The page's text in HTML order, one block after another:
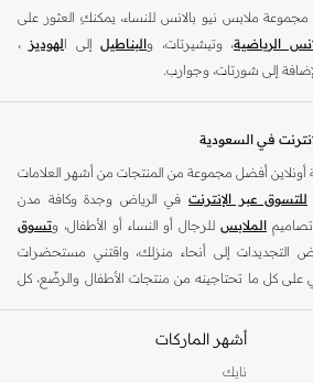
ملابس نيو بالانس للنساء، يمكنكِ العثور على
الرياضية، وتيشيرتات، والبناطيل إلى الهوديز ،
إلى شورتات، وجوارب.
للملابس المناسبة للتمرين مثلالملابس الرياضية
و الملابس الداخلية و
أفضل مع المناسبات الغير رسمية والرياضية وأسلوب
المتعلقة بالركض والتدريب. تسوق أحذية تريل من
في المشي لمسافات طويلة. اشترِأحذية للرجال
سنيكرز قصير الرقبة وكذلك أحذية نيو بالانس الخضراء
تعتبر ملابس وأحذية التمارين الرياضية للرجال من
المظهر الأنيق داخل وخارج الجيم. تسوق من أحذية نيو
على مظهر رياضي أنيق.
في السعودية
في السعودية
أفضل مجموعة من المنتجات من أشهر العلامات
للتسوق عبر الإنترنت في الرياض وجدة وكافة مدن
الملابس للرجال أو النساء أو الأطفال، وتسوق
التجديدات إلى أنحاء منزلك، واقتني مستحضرات
على كل ما تحتاجينه من منتجات الأطفال والرضّع، كل
مجموعة ضخمة من المنتجات من أفضل العلامات
أشهر الماركات
نايك